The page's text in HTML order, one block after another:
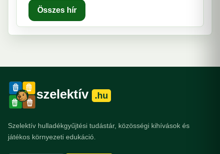
Összes hír
szelektív .hu
Szelektív hulladékgyűjtési tudástár, közösségi kihívások és
játékos környezeti edukáció.